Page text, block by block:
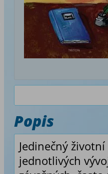
Popis
Jedinečný
jednotlivých